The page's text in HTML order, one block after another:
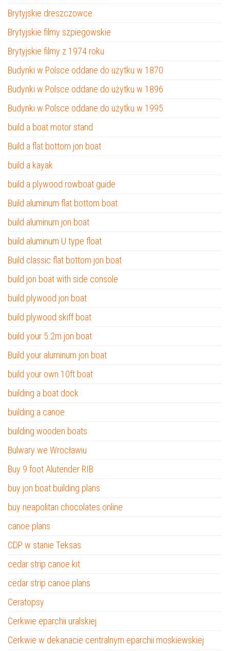
Brytyjskie dreszczowce
Brytyjskie filmy szpiegowskie
Brytyjskie filmy z 1974 roku
Budynki w Polsce oddane do użytku w 1870
Budynki w Polsce oddane do użytku w 1896
Budynki w Polsce oddane do użytku w 1995
build a boat motor stand
Build a flat bottom jon boat
build a kayak
build a plywood rowboat guide
Build aluminum flat bottom boat
build aluminum jon boat
build aluminum U type float
Build classic flat bottom jon boat
build jon boat with side console
build plywood jon boat
build plywood skiff boat
build your 5.2m jon boat
Build your aluminum jon boat
build your own 10ft boat
building a boat dock
building a canoe
building wooden boats
Bulwary we Wrocławiu
Buy 9 foot Alutender RIB
buy jon boat building plans
buy neapolitan chocolates online
canoe plans
CDP w stanie Teksas
cedar strip canoe kit
cedar strip canoe plans
Ceratopsy
Cerkwie eparchii uralskiej
Cerkwie w dekanacie centralnym eparchii moskiewskiej